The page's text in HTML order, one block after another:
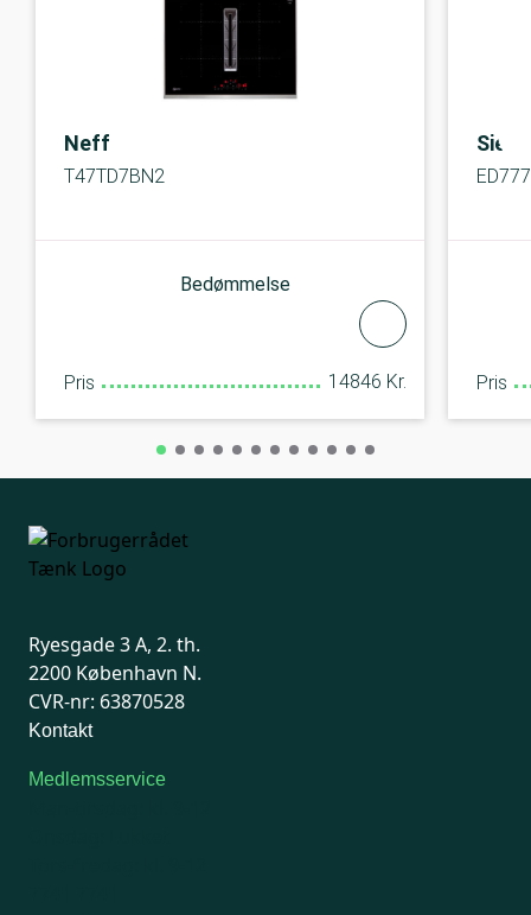
Neff
T47TD7BN2
Bedømmelse
Pris 14846 Kr. Pris
Ryesgade 3 A, 2. th.
2200 København N.
CVR-nr: 63870528
Kontakt
Medlemsservice